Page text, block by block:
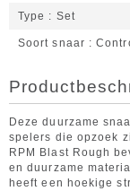
Type Set
Soort snaar
Deze duurzame
spelers die opzoek
RPM Blast Rough
en duurzame
heeft een hoekige